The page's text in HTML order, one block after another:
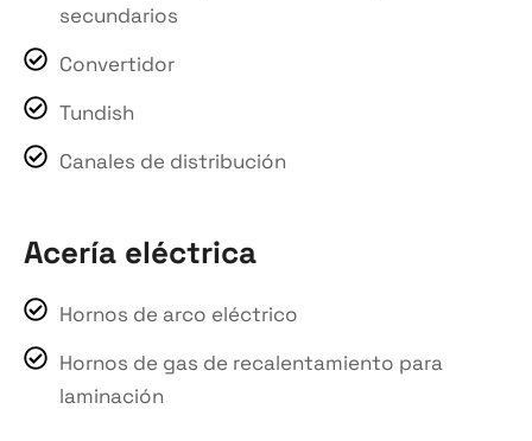
secundarios
Convertidor
Tundish
Canales de distribución
Acería eléctrica
Hornos de arco eléctrico
Hornos de gas de recalentamiento para
laminación